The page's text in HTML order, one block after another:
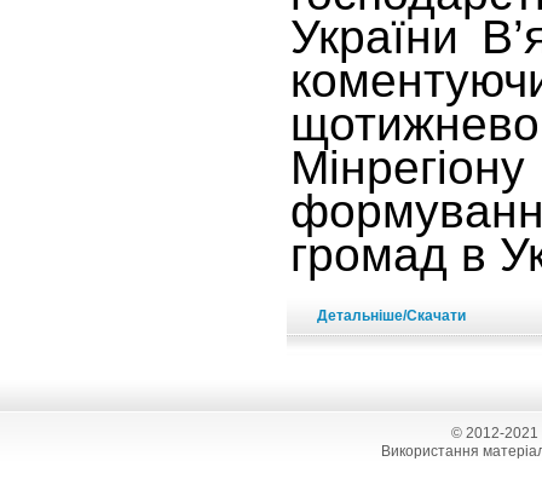
України
громад в
Детальніше/Скачати
© 2012-2021
Використання